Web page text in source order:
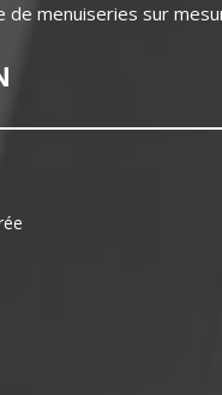
menuiseries sur